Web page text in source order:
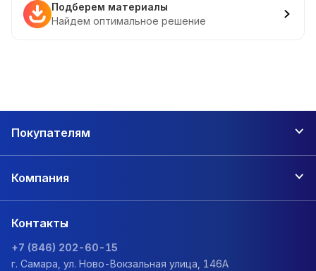
Подберем материалы
Найдем оптимальное решение
Покупателям
Компания
Контакты
+7 (846) 202-60-15
г. Самара, ул. Ново-Вокзальная улица, 146А